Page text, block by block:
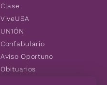
Clase
ViveUSA
UN1ÓN
Confabulario
Aviso Oportuno
Obituarios